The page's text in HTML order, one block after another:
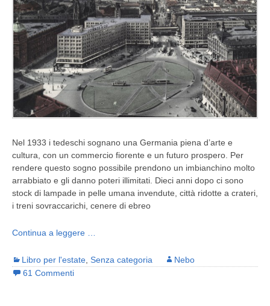
Nel 1933 i tedeschi sognano una Germania piena d’arte e
cultura, con un commercio fiorente e un futuro prospero. Per
rendere questo sogno possibile prendono un imbianchino molto
arrabbiato e gli danno poteri illimitati. Dieci anni dopo ci sono
stock di lampade in pelle umana invendute, città ridotte a crateri,
i treni sovraccarichi, cenere di ebreo
Continua a leggere …
Libro per l'estate Senza categoria
Nebo
61 Commenti